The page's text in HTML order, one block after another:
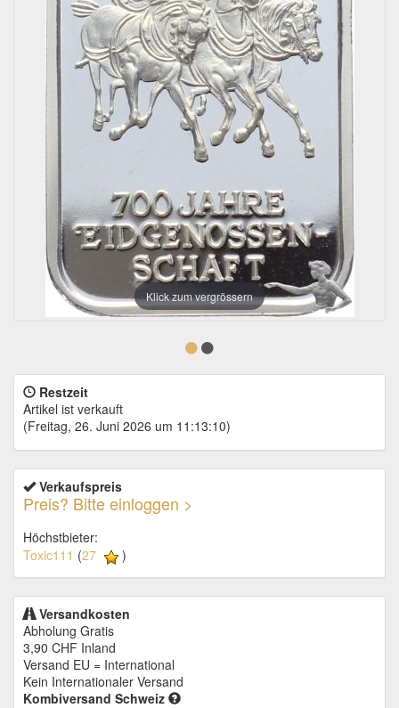
Klick zum vergrössern
Restzeit
Artikel ist verkauft
(Freitag, 26. Juni 2026 um 11:13:10)
Verkaufspreis
Preis? Bitte einloggen >
Höchstbieter:
Toxic111 (27 )
Versandkosten
Abholung Gratis
3,90 CHF Inland
Versand EU = International
Kein Internationaler Versand
Kombiversand Schweiz